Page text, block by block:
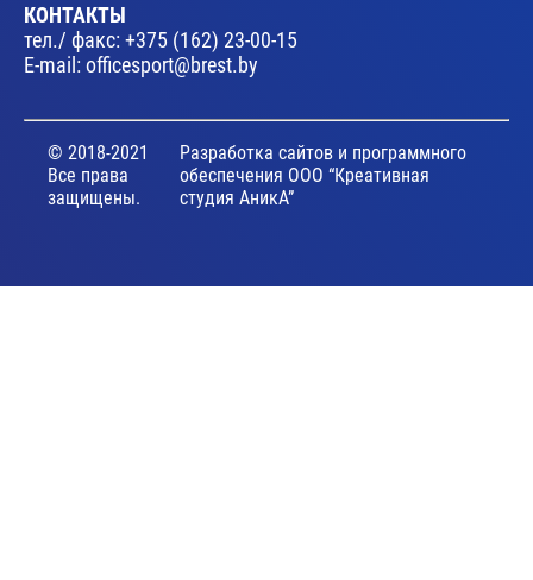
КОНТАКТЫ
тел./ факс:+375 (162) 23-00-15
E-mail: officesport@brest.by
© 2018-2021
Все права
защищены.
Разработка сайтов и программного
обеспечения ООО “Креативная
студия АникА”